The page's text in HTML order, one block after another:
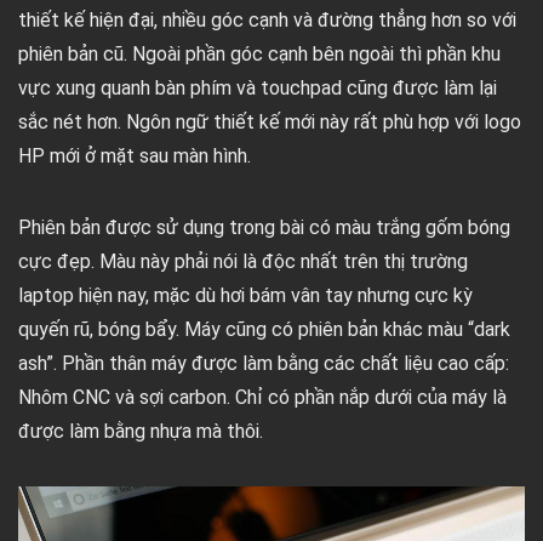
thiết kế hiện đại, nhiều góc cạnh và đường thẳng hơn so với
phiên bản cũ. Ngoài phần góc cạnh bên ngoài thì phần khu
vực xung quanh bàn phím và touchpad cũng được làm lại
sắc nét hơn. Ngôn ngữ thiết kế mới này rất phù hợp với logo
HP mới ở mặt sau màn hình.
Phiên bản được sử dụng trong bài có màu trắng gốm bóng
cực đẹp. Màu này phải nói là độc nhất trên thị trường
laptop hiện nay, mặc dù hơi bám vân tay nhưng cực kỳ
quyến rũ, bóng bẩy. Máy cũng có phiên bản khác màu “dark
ash”. Phần thân máy được làm bằng các chất liệu cao cấp:
Nhôm CNC và sợi carbon. Chỉ có phần nắp dưới của máy là
được làm bằng nhựa mà thôi.